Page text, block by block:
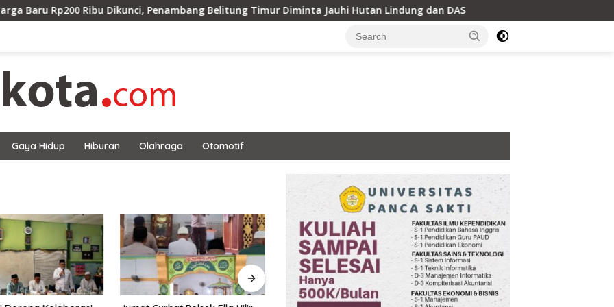
Rp200 Ribu Dikunci, Penambang Belitung Timur Diminta Jauhi Hutan Lindung dan DAS
Gaya Hidup Hiburan Olahraga Otomotif